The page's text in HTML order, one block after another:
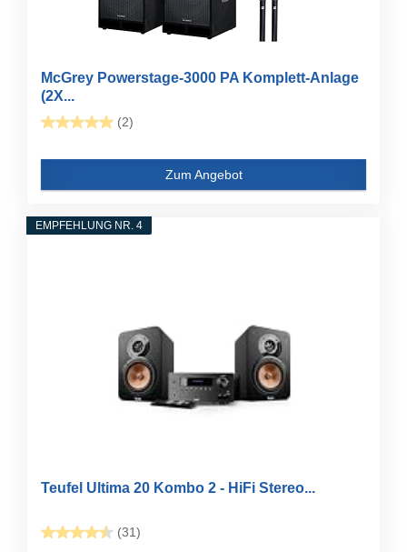
McGrey Powerstage-3000 PA Komplett-Anlage
(2X...
(2)
Zum Angebot
EMPFEHLUNG NR. 4
Teufel Ultima 20 Kombo 2 - HiFi Stereo...
(31)